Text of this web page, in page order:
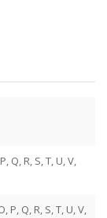
Q, R, S, T, U, V,
P, Q, R, S, T, U, V,